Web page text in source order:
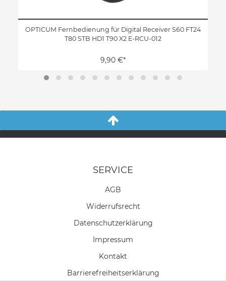
OPTICUM Fernbedienung für Digital Receiver S60 FT24
T80 STB HD1 T90 X2 E-RCU-012
9,90 €*
SERVICE
AGB
Widerrufs­recht
Daten­schutz­erklärung
Impressum
Kontakt
Barrierefreiheitserklärung